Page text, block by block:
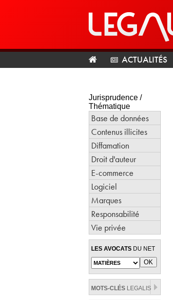
ACTUALITÉS
Jurisprudence /
Thématique
Base de données
Contenus illicites
Diffamation
Droit d'auteur
E-commerce
Logiciel
Marques
Responsabilité
Vie privée
LES AVOCATS DU NET
MOTS-CLÉS LEGALIS